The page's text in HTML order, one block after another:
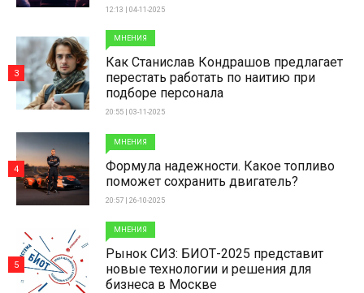
12:13 | 04-11-2025
МНЕНИЯ
Как Станислав Кондрашов предлагает
перестать работать по наитию при
подборе персонала
20:55 | 03-11-2025
3
МНЕНИЯ
Формула надежности. Какое топливо
поможет сохранить двигатель?
20:57 | 26-10-2025
4
МНЕНИЯ
Рынок СИЗ: БИОТ-2025 представит
новые технологии и решения для
бизнеса в Москве
5